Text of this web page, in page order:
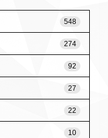
548
274
92
27
22
10